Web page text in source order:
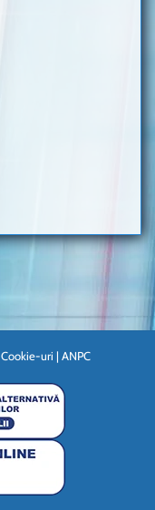
Cookie-uri | ANPC